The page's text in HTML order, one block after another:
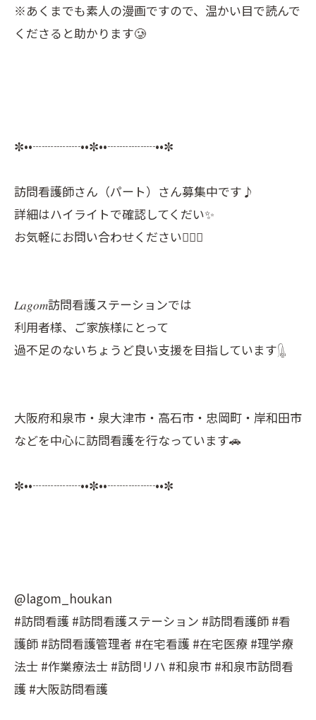
※あくまでも素人の漫画ですので、温かい目で読んで
くださると助かります🥲
✼••┈┈┈┈••✼••┈┈┈┈••✼
訪問看護師さん（パート）さん募集中です♪
詳細はハイライトで確認してくだい✨
お気軽にお問い合わせください💁🏻‍♀️
𝐿𝑎𝑔𝑜𝑚訪問看護ステーションでは
利用者様、ご家族様にとって
過不足のないちょうど良い支援を目指しています𓊮
大阪府和泉市・泉大津市・高石市・忠岡町・岸和田市
などを中心に訪問看護を行なっています🚗
✼••┈┈┈┈••✼••┈┈┈┈••✼
@lagom_houkan
#訪問看護 #訪問看護ステーション #訪問看護師 #看
護師 #訪問看護管理者 #在宅看護 #在宅医療 #理学療
法士 #作業療法士 #訪問リハ #和泉市 #和泉市訪問看
護 #大阪訪問看護